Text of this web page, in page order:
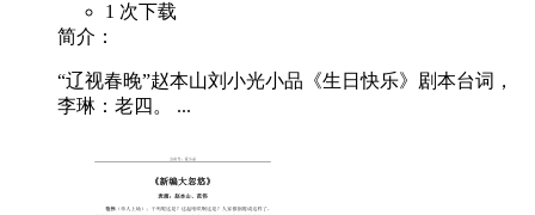
1 次下载
简介：
“辽视春晚”赵本山刘小光小品《生日快乐》剧本台词，
李琳：老四。 ...